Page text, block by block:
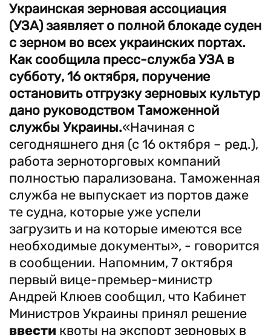
Украинская зерновая ассоциация
(УЗА) заявляет о полной блокаде суден
с зерном во всех украинских портах.
Как сообщила пресс-служба УЗА в
субботу, 16 октября, поручение
остановить отгрузку зерновых культур
дано руководством Таможенной
службы Украины.«Начиная с
сегодняшнего дня (с 16 октября – ред.),
работа зерноторговых компаний
полностью парализована. Таможенная
служба не выпускает из портов даже
те судна, которые уже успели
загрузить и на которые имеются все
необходимые документы», - говорится
в сообщении. Напомним, 7 октября
первый вице-премьер-министр
Андрей Клюев сообщил, что Кабинет
Министров Украины принял решение
ввести квоты на экспорт зерновых в